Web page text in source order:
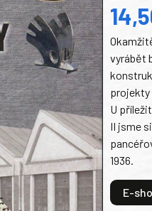
vyrábět
projekty
U
II jsme
1936.
E-